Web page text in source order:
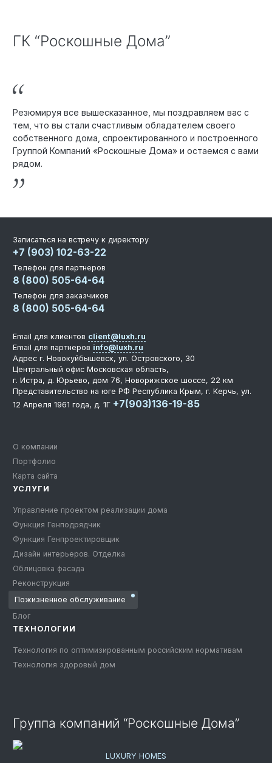
ГК “Роскошные Дома”
Резюмируя все вышесказанное, мы поздравляем вас с
тем, что вы стали счастливым обладателем своего
собственного дома, спроектированного и построенного
Группой Компаний «Роскошные Дома» и остаемся с вами
рядом.
Записаться на встречу к директору
+7 (903) 102-63-22
Телефон для партнеров
8 (800) 505-64-64
Телефон для заказчиков
8 (800) 505-64-64
О компании
Портфолио
Карта сайта
УСЛУГИ
Управление проектом реализации дома
Функция Генподрядчик
Функция Генпроектировщик
Дизайн интерьеров. Отделка
Облицовка фасада
Реконструкция
Пожизненное обслуживание
Блог
ТЕХНОЛОГИИ
Технология по оптимизированным российским нормативам
Технология здоровый дом
Email для клиентов client@luxh.ru
Email для партнеров info@luxh.ru
Адрес г. Новокуйбышевск, ул. Островского, 30
Центральный офис Московская область,
г. Истра, д. Юрьево, дом 76, Новорижское шоссе, 22 км
Представительство на юге РФ Республика Крым, г. Керчь, ул.
12 Апреля 1961 года, д. 1Г +7(903)136-19-85
Группа компаний “Роскошные Дома”
LUXURY HOMES